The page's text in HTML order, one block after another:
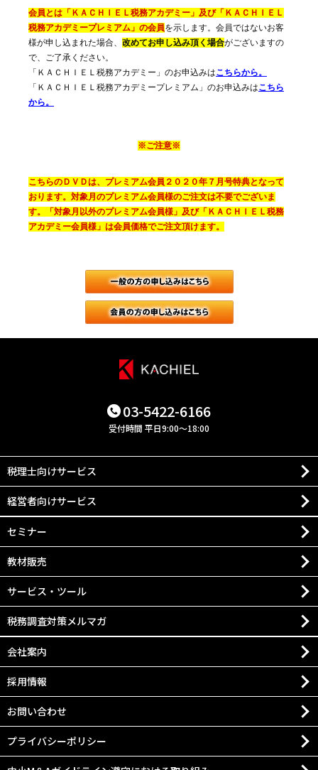
会員とは「ＫＡＣＨＩＥＬ税務アカデミー」及び「ＫＡＣＨＩＥＬ
税務アカデミープレミアム」の会員を示します。会員ではないお客
様が申し込まれた場合、 改めてお申し込み頂く場合がございますの
で、ご了承ください。
「ＫＡＣＨＩＥＬ税務アカデミー」のお申込みはこちらから。
「ＫＡＣＨＩＥＬ税務アカデミープレミアム」のお申込みはこちら
から。
※ご注意※
こちらのＤＶＤは、プレミアム会員２０２０年７月号特典となって
おります。対象月のプレミアム会員様のご注文は不要でございま
す。「対象月以外のプレミアム会員様」及び「ＫＡＣＨＩＥＬ税務
アカデミー会員様」は会員価格でご注文頂けます。
03-5422-6166
受付時間 平日9:00～18:00
税理士向けサービス
経営者向けサービス
セミナー
教材販売
サービス・ツール
税務調査対策メルマガ
会社案内
採用情報
お問い合わせ
プライバシーポリシー